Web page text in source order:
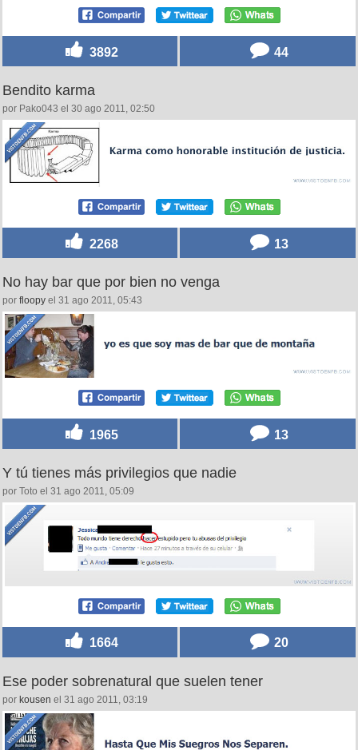
3892 44
Bendito karma
por Pako043 el 30 ago 2011, 02:50
2268 13
No hay bar que por bien no venga
por floopy el 31 ago 2011, 05:43
1965 13
Y tú tienes más privilegios que nadie
por Toto el 31 ago 2011, 05:09
1664 20
Ese poder sobrenatural que suelen tener
por kousen el 31 ago 2011, 03:19